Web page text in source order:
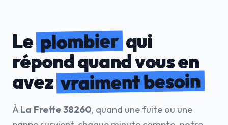
Leplombierqui
répond quand vous en
avezvraiment besoin
ÀLa Frette 38260, quand une fuite ou une